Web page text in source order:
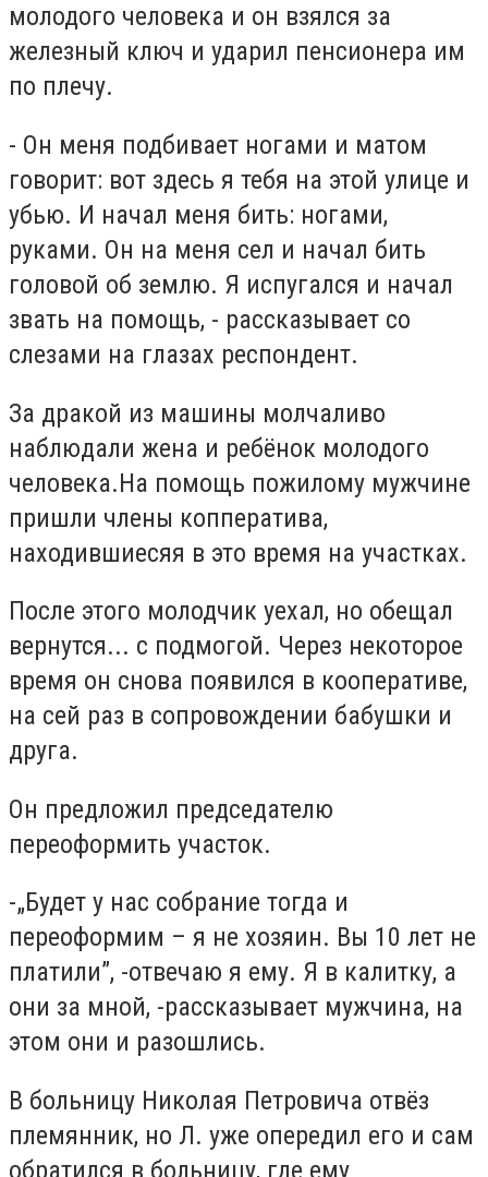
молодого человека и он взялся за
железный ключ и ударил пенсионера им
по плечу.
- Он меня подбивает ногами и матом
говорит: вот здесь я тебя на этой улице и
убью. И начал меня бить: ногами,
руками. Он на меня сел и начал бить
головой об землю. Я испугался и начал
звать на помощь, - рассказывает со
слезами на глазах респондент.
За дракой из машины молчаливо
наблюдали жена и ребёнок молодого
человека.На помощь пожилому мужчине
пришли члены копператива,
находившиесяя в это время на участках.
После этого молодчик уехал, но обещал
вернутся... с подмогой. Через некоторое
время он снова появился в кооперативе,
на сей раз в сопровождении бабушки и
друга.
Он предложил председателю
переоформить участок.
-„Будет у нас собрание тогда и
переоформим – я не хозяин. Вы 10 лет не
платили”, -отвечаю я ему. Я в калитку, а
они за мной, -рассказывает мужчина, на
этом они и разошлись.
В больницу Николая Петровича отвёз
племянник, но Л. уже опередил его и сам
обратился в больницу, где ему